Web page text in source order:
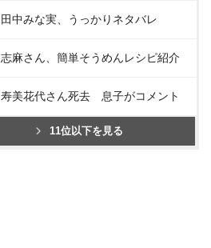
田中みな実、うっかりネタバレ
志麻さん、簡単そうめんレシピ紹介
寿美花代さん死去 息子がコメント
11位以下を見る